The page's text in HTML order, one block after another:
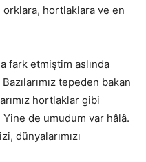
hortlaklara ve en
fark etmiştim aslında
tepeden bakan
hortlaklar gibi
de umudum var hâlâ.
dünyalarımızı